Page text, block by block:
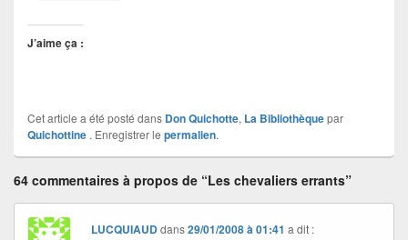
J’aime ça :
Cet article a été posté dans Don Quichotte, La Bibliothèquepar
Quichottine . Enregistrer le permalien.
64 commentaires à propos de “Les chevaliers errants”
LUCQUIAUDdans29/01/2008 à 01:41 a dit :